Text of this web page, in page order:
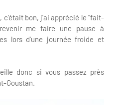
c'était bon, j'ai apprécié le "fait-
me faire une pause à
lors d'une journée froide et
donc si vous passez près
Goustan.